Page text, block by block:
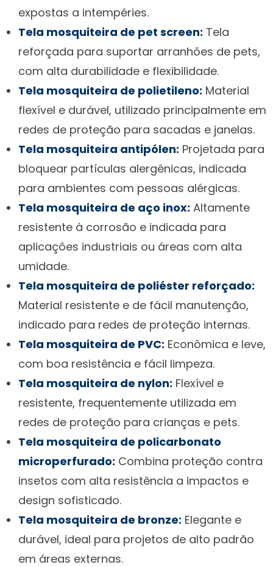
expostas a intempéries.
Tela mosquiteira de pet screen: Tela
reforçada para suportar arranhões de pets,
com alta durabilidade e flexibilidade.
Tela mosquiteira de polietileno: Material
flexível e durável, utilizado principalmente em
redes de proteção para sacadas e janelas.
Tela mosquiteira antipólen: Projetada para
bloquear partículas alergênicas, indicada
para ambientes com pessoas alérgicas.
Tela mosquiteira de aço inox: Altamente
resistente à corrosão e indicada para
aplicações industriais ou áreas com alta
umidade.
Tela mosquiteira de poliéster reforçado:
Material resistente e de fácil manutenção,
indicado para redes de proteção internas.
Tela mosquiteira de PVC: Econômica e leve,
com boa resistência e fácil limpeza.
Tela mosquiteira de nylon: Flexível e
resistente, frequentemente utilizada em
redes de proteção para crianças e pets.
Tela mosquiteira de policarbonato
microperfurado: Combina proteção contra
insetos com alta resistência a impactos e
design sofisticado.
Tela mosquiteira de bronze: Elegante e
durável, ideal para projetos de alto padrão
em áreas externas.